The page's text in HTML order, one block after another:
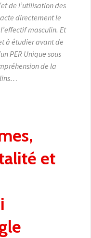
de l’utilisation des
directement le
masculin. Et
à étudier avant de
PER Unique sous
de la
et